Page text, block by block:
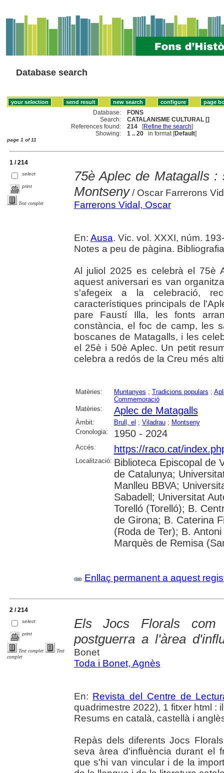
Database search
Database:
FONS
Search:
CATALANISME CULTURAL []
References found:
214 [Refine the search]
Showing:
1 .. 20 in format [Default]
page 1 of 11
1 / 214
select
print
Text complet
75è Aplec de Matagalls
Montseny/ Oscar Farrerons
Farrerons Vidal, Oscar
En: Ausa. Vic. vol. XXXI, núm.
Notes a peu de pàgina.
Al juliol 2025 es celebrà el 75è
aquest aniversari es van
s'afegeix a la celebració,
característiques principals de
pare Faustí Illa, les fonts
constància, el foc de camp, les
boscanes de Matagalls, i les
el 25è i 50è Aplec. Un petit
celebra a redós de la Creu més
Matèries: Muntanyes ; Tradicions populars ;
Commemoració
Matèries:
Aplec de Matagalls
Àmbit: Brull, el ; Viladrau; Montseny
Cronologia:
1950 - 2024
Accés: https://raco.cat/
Localització: Biblioteca Episcopal de
de Catalunya;
Manlleu BBVA;
Sabadell; Universitat
Torelló (Torelló); B.
de Girona; B. Caterina
(Roda de Ter); B.
Marquès de Remisa
Enllaç permanent a aquest
2 / 214
select
print
Text complet
Text
complet
Els Jocs Florals
postguerra a l'àrea
Bonet
Toda i Bonet, Agnès
En: Revista del Centre de
quadrimestre 2022), 1 fitxer html :
Resums en català, castellà i
Repàs dels diferents Jocs
seva àrea d'influència durant el
que s'hi van vincular i de la